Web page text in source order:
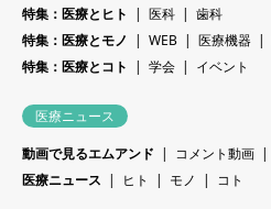
特集：医療とヒト
医科
歯科
特集：医療とモノ
WEB 医療機器
特集：医療とコト
学会 イベント
医療ニュース
動画で見るエムアンド
コメント動画
医療ニュース
ヒト モノ コト